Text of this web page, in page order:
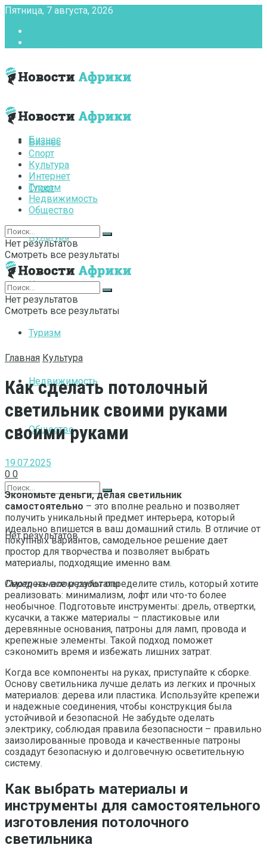
Пятница, 7 августа, 2026
Бизнес
Спорт
Культура
Интернет
Туризм
Недвижимость
Общество
Нет результатов
Смотреть все результаты
Бизнес
Спорт
Культура
Интернет
Туризм
Недвижимость
Общество
Нет результатов
Смотреть все результаты
Нет результатов
Смотреть все результаты
Главная Культура
Как сделать потолочный
светильник своими руками
своими руками
19.07.2025
0 0
Экономьте деньги, делая светильник
самостоятельно – это вполне реально и позволяет
получить уникальный предмет интерьера, который
идеально впишется в ваш домашний стиль. В отличие от
покупных вариантов, самодельное решение дает
простор для творчества и позволяет выбрать
материалы, подходящие именно вам.
Перед началом работопределите стиль, который хотите
реализовать: минимализм, лофт или что-то более
необычное. Подготовьте инструменты: дрель, отвертки,
кусачки, а также материалы – пластиковые или
деревянные основания, патроны для ламп, провода и
крепежные элементы. Такой подход поможет
сэкономить время и избежать лишних затрат.
Когда все компоненты на руках, приступайте к сборке.
Основу светильника лучше делать из легких и прочных
материалов: дерева или пластика. Используйте крепежи
и надежные соединения, чтобы конструкция была
устойчивой и безопасной. Не забудьте οделать
электрику, соблюдая правила безопасности – правильно
заизолированные провода и качественные патроны
создадут безопасную и долговечную осветительную
систему.
Как выбрать материалы и
инструменты для самостоятельного
изготовления потолочного
светильника